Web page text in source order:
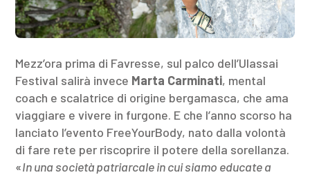
Mezz’ora prima di Favresse, sul palco dell’Ulassai
Festival salirà invece Marta Carminati, mental
coach e scalatrice di origine bergamasca, che ama
viaggiare e vivere in furgone. E che l’anno scorso ha
lanciato l’evento FreeYourBody, nato dalla volontà
di fare rete per riscoprire il potere della sorellanza.
«In una società patriarcale in cui siamo educate a